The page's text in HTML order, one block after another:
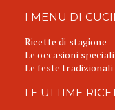
I MENU DI
Ricette di stagione
Le occasioni speciali
Le feste tradizionali
LE ULTIME